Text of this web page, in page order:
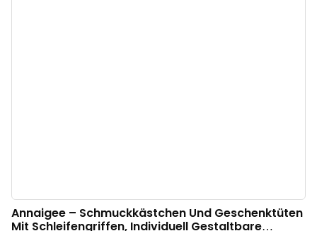
Annaigee – Schmuckkästchen Und Geschenktüten
Mit Schleifengriffen, Individuell Gestaltbare